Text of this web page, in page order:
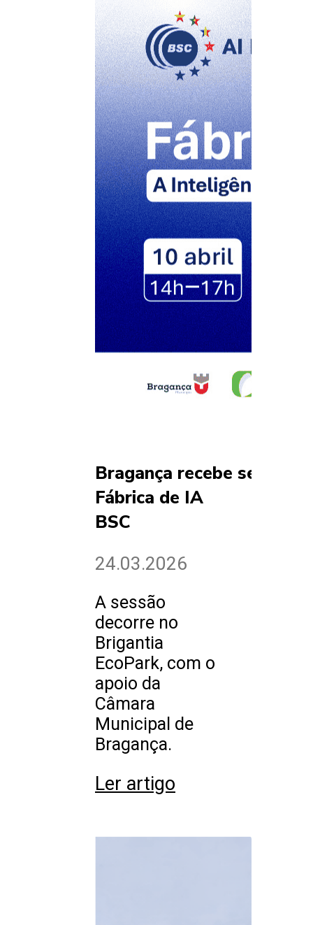
Bragança recebe sessão
Fábrica de IA
BSC
24.03.2026
A sessão
decorre no
Brigantia
EcoPark, com o
apoio da
Câmara
Municipal de
Bragança.
Ler artigo